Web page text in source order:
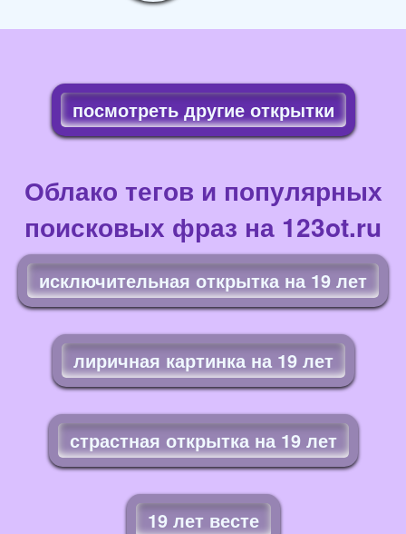
посмотреть другие открытки
Облако тегов и популярных
поисковых фраз на 123ot.ru
исключительная открытка на 19 лет
лиричная картинка на 19 лет
страстная открытка на 19 лет
19 лет весте